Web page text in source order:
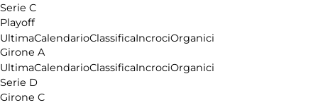
Serie C
Playoff
UltimaCalendarioClassificaIncrociOrganici
Girone A
UltimaCalendarioClassificaIncrociOrganici
Serie D
Girone C